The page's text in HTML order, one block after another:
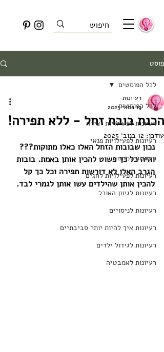
פוסט
לכל הפוסטים
רעיונות לפעילויות יצירה
רעיונות לפעילויות פנאי
רעיונות למתנות
רעיונות לפעילויות לחגים
רעיונות לגיוון האוכל
רעיונות לניסויים
רעיונות איך להיות יותר סביבתיים
רעיונות לגידול ילדים
רעיונות לאמבטיה
לכל הפוסטים
הכנת בובת זחל - ללא תפירה!
רעיונות
19 במאי 2023
עודכן: 12 בנוב׳ 2025
נכון שבובות הזחל האלו כאלו מתוקות???
והיה כל כך פשוט להכין אותן באמת. בובות
הגרב האלו לא דורשות תפירה וכל כך קל
להכין אותן שהילדים עשו אותן לגמרי לבד.